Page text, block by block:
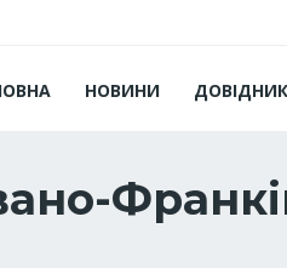
НОВИНИ ДОВІДНИК